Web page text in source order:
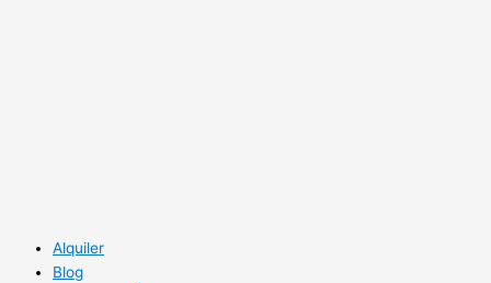
Alquiler
Blog